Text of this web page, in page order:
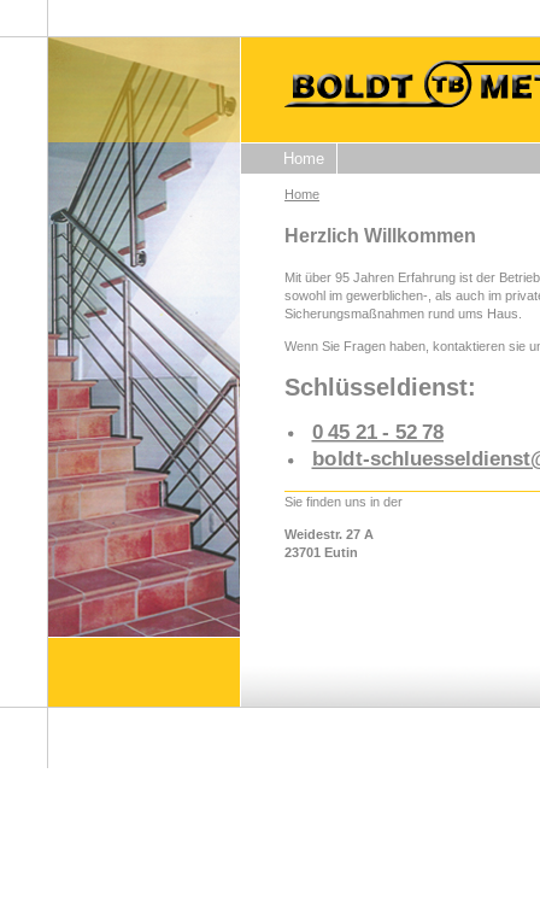
Home
Home
Herzlich Willkommen
Mit über 95 Jahren Erfahrung ist der
sowohl im gewerblichen-, als auch im
Sicherungsmaßnahmen rund ums Haus.
Wenn Sie Fragen haben, kontaktieren sie
Schlüsseldienst:
0 45 21 - 52 78
boldt-
Sie finden uns in der
Weidestr. 27 A
23701 Eutin